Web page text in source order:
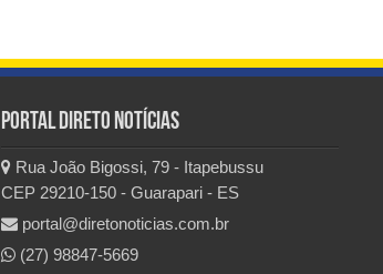
Portal Direto Notícias
Rua João Bigossi, 79 - Itapebussu
CEP 29210-150 - Guarapari - ES
portal@diretonoticias.com.br
(27) 98847-5669